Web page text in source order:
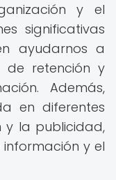
y el
significativas
ayudarnos a
de retención y
Además,
en diferentes
y la publicidad,
y el